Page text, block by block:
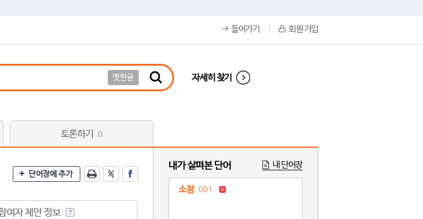
들어가기 회원 가입
옛한글 자세히 찾기
토론하기 0
단어장에 추가
여자 제안 정보
내가 살펴본 단어 내 단어장
소참 001